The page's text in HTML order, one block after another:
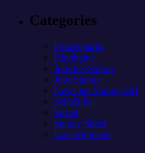
Categories
Freizeitparks
Highlights
Jobs bei Sunray
Jobs Sunray
News bei Sunray-FM
SchoBiPa
Sozial
Sunray Slider
Uncategorized